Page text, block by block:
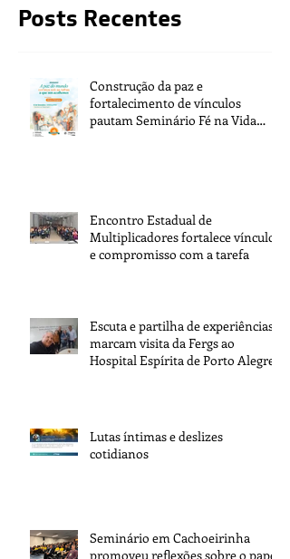
Posts Recentes
Construção da paz e
fortalecimento de vínculos
pautam Seminário Fé na Vida
Encontro Estadual de
Multiplicadores fortalece vínculos
e compromisso com a tarefa
Escuta e partilha de experiências
marcam visita da Fergs ao
Hospital Espírita de Porto Alegre
Lutas íntimas e deslizes
cotidianos
Seminário em Cachoeirinha
promoveu reflexões sobre o papel